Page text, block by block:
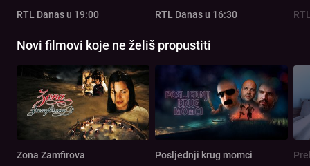
RTL Danas u 19:00 RTL Danas u 16:30
Novi filmovi koje ne želiš propustiti
Zona Zamfirova Posljednji krug momci